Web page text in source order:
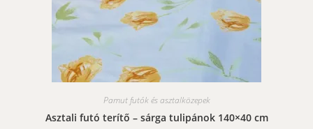
Pamut futók és asztalközepek
Asztali futó terítő – sárga tulipánok 140×40 cm